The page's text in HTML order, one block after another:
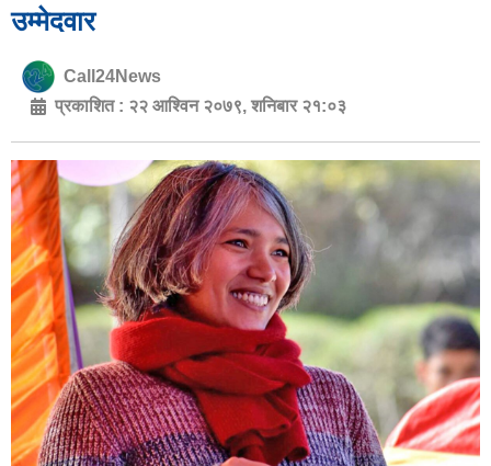
उम्मेदवार
Call24News
प्रकाशित : २२ आश्विन २०७९, शनिबार २१:०३